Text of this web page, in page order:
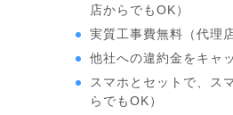
店からでもOK）
実質工事費無料（代理
他社への違約金をキャ
スマホとセットで、ス
らでもOK）